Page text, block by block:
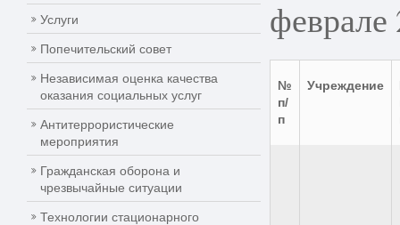
Услуги
Попечительский совет
Независимая оценка качества
оказания социальных услуг
Антитеррористические
мероприятия
Гражданская оборона и
чрезвычайные ситуации
Технологии стационарного
феврале
№
п/
п
Учреждение